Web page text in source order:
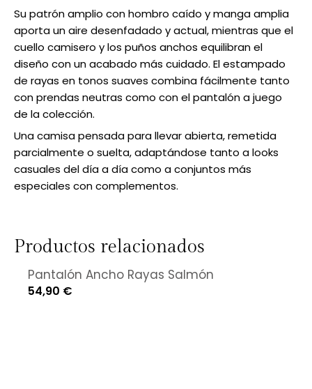
Su patrón amplio con hombro caído y manga amplia
aporta un aire desenfadado y actual, mientras que el
cuello camisero y los puños anchos equilibran el
diseño con un acabado más cuidado. El estampado
de rayas en tonos suaves combina fácilmente tanto
con prendas neutras como con el pantalón a juego
de la colección.
Una camisa pensada para llevar abierta, remetida
parcialmente o suelta, adaptándose tanto a looks
casuales del día a día como a conjuntos más
especiales con complementos.
Productos relacionados
Pantalón Ancho Rayas Salmón
54,90 €